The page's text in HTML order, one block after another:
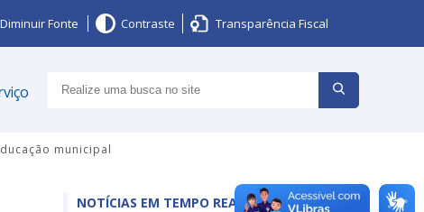
Diminuir Fonte Contraste Transparência Fiscal
municipal
NOTÍCIAS EM TEMPO REAL